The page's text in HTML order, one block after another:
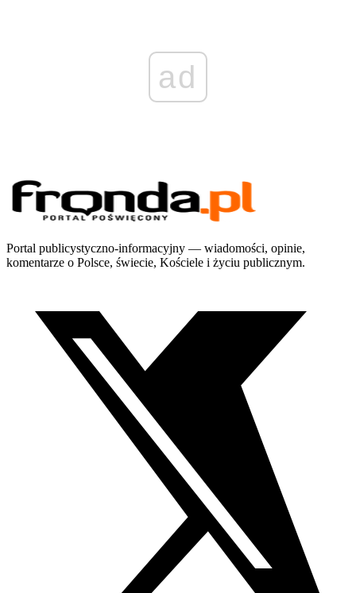
ad
Portal publicystyczno-informacyjny — wiadomości, opinie,
komentarze o Polsce, świecie, Kościele i życiu publicznym.